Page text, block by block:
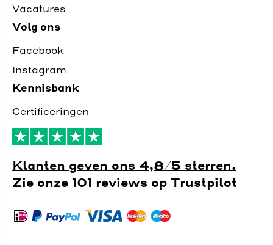
Vacatures
Volg ons
Facebook
Instagram
Kennisbank
Certificeringen
Klanten geven ons 4,8/5 sterren.
Zie onze 101 reviews op Trustpilot